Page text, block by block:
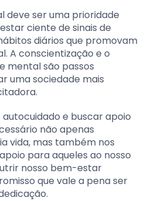
deve ser uma prioridade
ciente de sinais de
diários que promovam
A conscientização e o
mental são passos
uma sociedade mais
e buscar apoio
não apenas
vida, mas também nos
para aqueles ao nosso
nosso bem-estar
que vale a pena ser